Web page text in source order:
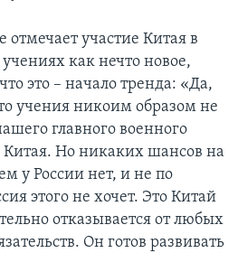
отмечает участие Китая в
как нечто новое,
это – начало тренда: «Да,
учения никоим образом не
главного военного
Китая. Но никаких шансов на
у России нет, и не по
этого не хочет. Это Китай
отказывается от любых
Он готов развивать